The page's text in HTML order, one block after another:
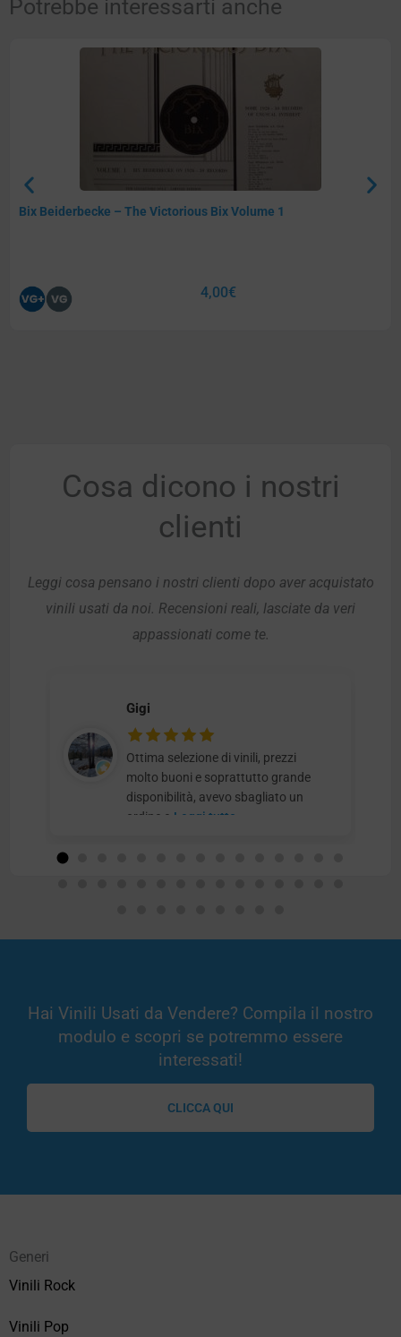
Potrebbe interessarti anche
Bix Beiderbecke – The Victorious Bix Volume 1
4,00€
Cosa dicono i nostri
clienti
Leggi cosa pensano i nostri clienti dopo aver acquistato
vinili usati da noi. Recensioni reali, lasciate da veri
appassionati come te.
Gigi
Ottima selezione di vinili, prezzi
molto buoni e soprattutto grande
disponibilità, avevo sbagliato un
ordine e Leggi tutto
Hai Vinili Usati da Vendere? Compila il nostro
modulo e scopri se potremmo essere
interessati!
CLICCA QUI
Generi
Vinili Rock
Vinili Pop